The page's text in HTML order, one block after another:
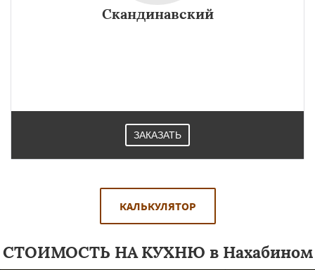
Скандинавский
ЗАКАЗАТЬ
КАЛЬКУЛЯТОР
СТОИМОСТЬ НА КУХНЮ в Нахабином